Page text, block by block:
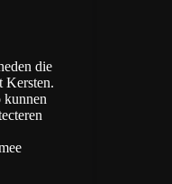
die
Kersten.
kunnen